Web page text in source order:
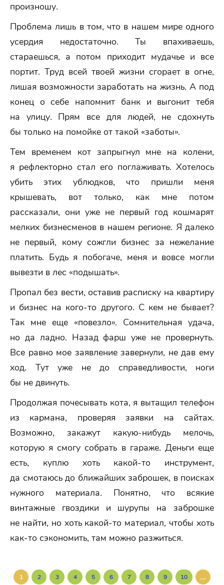
произношу.
Проблема лишь в том, что в нашем мире одного
усердия недостаточно. Ты впахиваешь,
стараешься, а потом приходит мудачье и все
портит. Труд всей твоей жизни сгорает в огне,
лишая возможности заработать на жизнь. А под
конец о себе напомнит банк и выгонит тебя
на улицу. Прям все для людей, не сдохнуть
бы только на помойке от такой «заботы».
Тем временем кот запрыгнул мне на колени,
я рефлекторно стал его поглаживать. Хотелось
убить этих ублюдков, что пришли меня
крышевать, вот только, как мне потом
рассказали, они уже не первый год кошмарят
мелких бизнесменов в нашем регионе. Я далеко
не первый, кому сожгли бизнес за нежелание
платить. Будь я побогаче, меня и вовсе могли
вывезти в лес «подышать».
Пропал без вести, оставив расписку на квартиру
и бизнес на кого-то другого. С кем не бывает?
Так мне еще «повезло». Сомнительная удача,
но да ладно. Назад фарш уже не провернуть.
Все равно мое заявление завернули, не дав ему
ход. Тут уже не до справедливости, ноги
бы не двинуть.
Продолжая почесывать кота, я вытащил телефон
из кармана, проверяя заявки на сайтах.
Возможно, закажут какую-нибудь мелочь,
которую я смогу собрать в гараже. Деньги еще
есть, куплю хоть какой-то инструмент,
да смотаюсь до ближайших заброшек, в поисках
нужного материала. Понятно, что всякие
винтажные гвоздики и шурупы на заброшке
не найти, но хоть какой-то материал, чтобы хоть
как-то сэкономить, там можно разжиться.
1 2 3 4 5 6 7 8 9 10 ...